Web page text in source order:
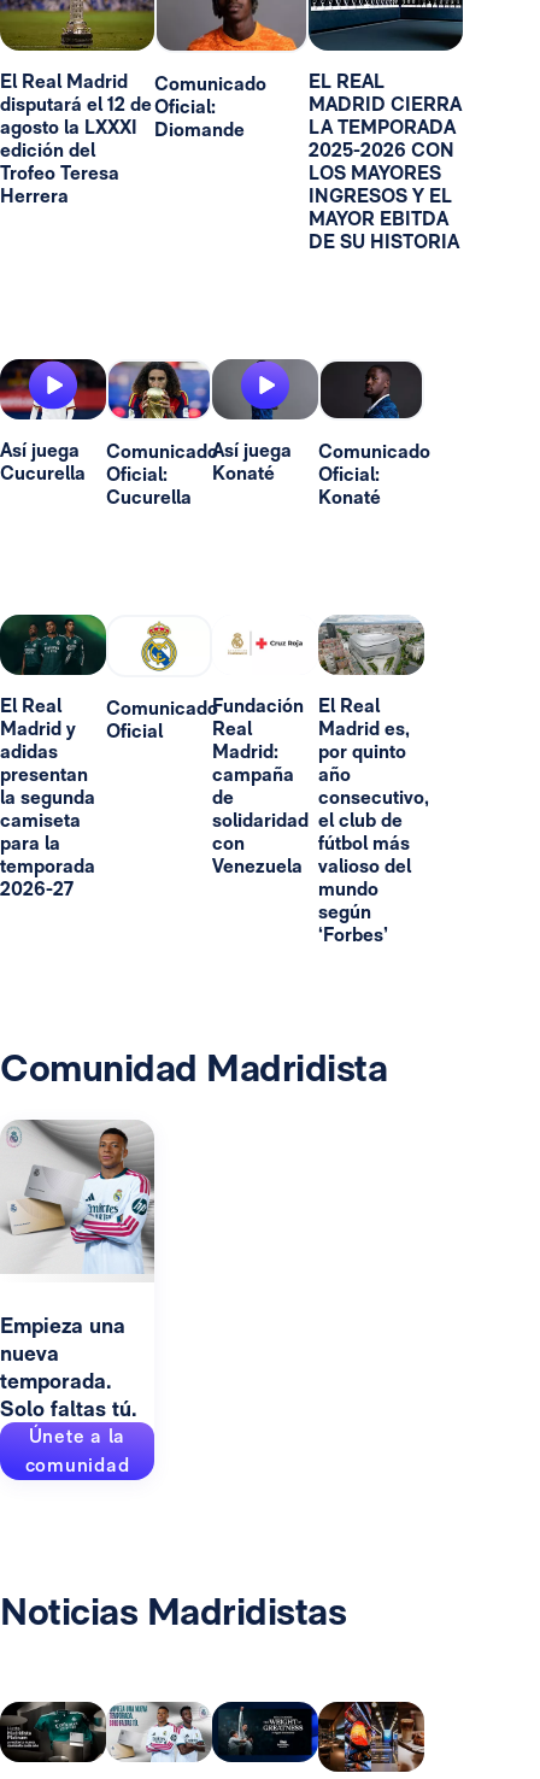
El Real Madrid
disputará el 12 de
agosto la LXXXI
edición del
Trofeo Teresa
Herrera
Comunicado
Oficial:
Diomande
EL REAL
MADRID CIERRA
LA TEMPORADA
2025-2026 CON
LOS MAYORES
INGRESOS Y EL
MAYOR EBITDA
DE SU HISTORIA
Así juega
Cucurella
Comunicado
Oficial:
Cucurella
Así juega
Konaté
Comunicado
Oficial:
Konaté
El Real
Madrid y
adidas
presentan
la segunda
camiseta
para la
temporada
2026-27
Comunicado
Oficial
Fundación
Real
Madrid:
campaña
de
solidaridad
con
Venezuela
El Real
Madrid es,
por quinto
año
consecutivo,
el club de
fútbol más
valioso del
mundo
según
‘Forbes’
Comunidad Madridista
Empieza una
nueva
temporada.
Solo faltas tú.
Únete a la
comunidad
Noticias Madridistas